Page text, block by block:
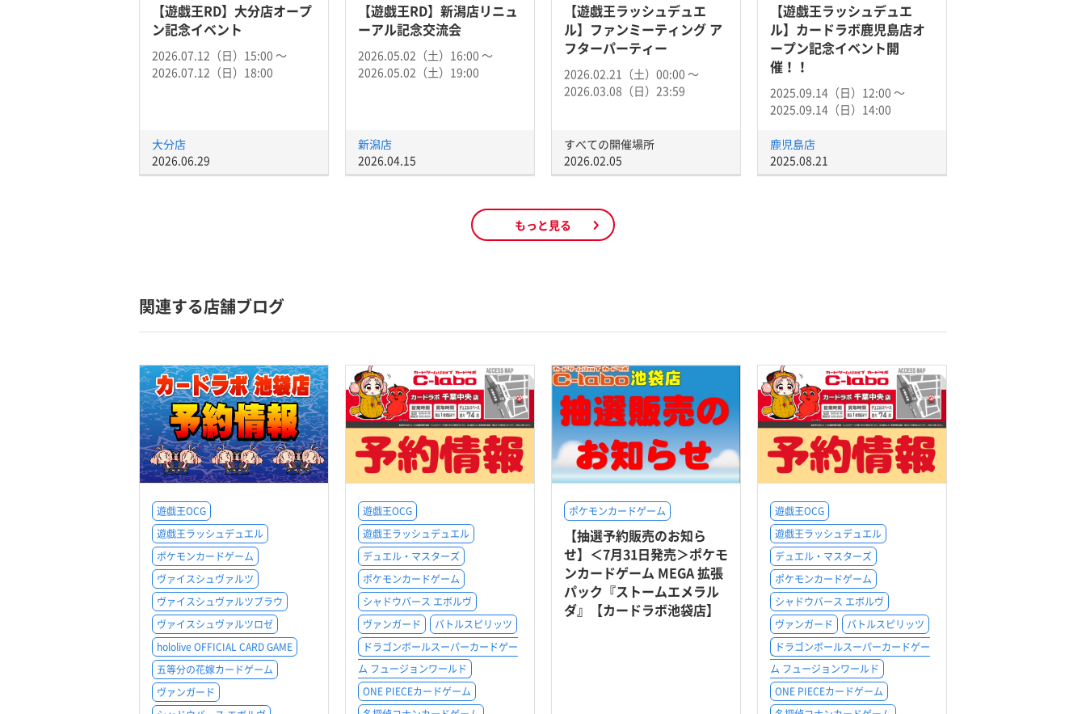
【遊戯王RD】大分店オープ
ン記念イベント
2026.07.12（日）15:00 〜
2026.07.12（日）18:00
大分店
2026.06.29
【遊戯王RD】新潟店リニュ
ーアル記念交流会
2026.05.02（土）16:00 〜
2026.05.02（土）19:00
新潟店
2026.04.15
【遊戯王ラッシュデュエ
ル】ファンミーティング ア
フターパーティー
2026.02.21（土）00:00 〜
2026.03.08（日）23:59
すべての開催場所
2026.02.05
【遊戯王ラッシュデュエ
ル】カードラボ鹿児島店オ
ープン記念イベント開
催！！
2025.09.14（日）12:00 〜
2025.09.14（日）14:00
鹿児島店
2025.08.21
もっと見る
関連する店舗ブログ
遊戯王OCG
遊戯王ラッシュデュエル
ポケモンカードゲーム
ヴァイスシュヴァルツ
ヴァイスシュヴァルツブラウ
ヴァイスシュヴァルツロゼ
hololive OFFICIAL CARD GAME
五等分の花嫁カードゲーム
ヴァンガード
遊戯王OCG
遊戯王ラッシュデュエル
デュエル・マスターズ
ポケモンカードゲーム
シャドウバース エボルヴ
ヴァンガード
バトルスピリッツ
ドラゴンボールスーパーカードゲー
ム フュージョンワールド
ONE PIECEカードゲーム
ポケモンカードゲーム
【抽選予約販売のお知ら
せ】＜7月31日発売＞ポケモ
ンカードゲーム MEGA 拡張
パック『ストームエメラル
ダ』【カードラボ池袋店】
遊戯王OCG
遊戯王ラッシュデュエル
デュエル・マスターズ
ポケモンカードゲーム
シャドウバース エボルヴ
ヴァンガード
バトルスピリッツ
ドラゴンボールスーパーカードゲー
ム フュージョンワールド
ONE PIECEカードゲーム